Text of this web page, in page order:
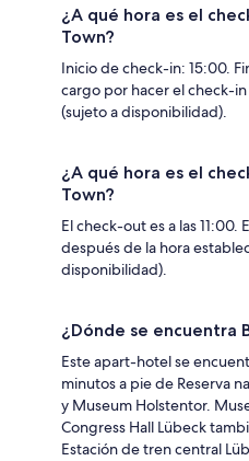
¿A qué hora es el
Town?
Inicio de check-in: 15:00.
cargo por hacer el check-
(sujeto a disponibilidad).
¿A qué hora es el
Town?
El check-out es a las
después de la hora
disponibilidad).
¿Dónde se encuentra
Este apart-hotel se
minutos a pie de Reserva
y Museum Holstentor.
Congress Hall Lübeck
Estación de tren central